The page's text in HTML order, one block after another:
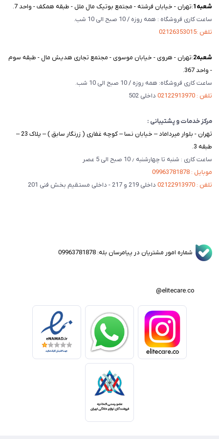
شعبه‌1 :تهران - خیابان فرشته - مجتمع بوتیک مال ملل - طبقه همکف - واحد 7.
ساعت کاری فروشگاه : همه روزه / 10 صبح الی 10 شب.
تلفن :02126353015
شعبه‌2 :تهران - هروی - خیابان موسوی - مجتمع تجاری هدیش مال - طبقه سوم
- واحد 367.
ساعت کاری فروشگاه: همه روزه / 10 صبح الی 10 شب.
تلفن : 02122913970
داخلی 502
مرکز خدمات و پشتیبانی :
تهران - بلوار میرداماد – خیابان نسا – کوچه غفاری ( زرنگار سابق ) – پلاک 23 –
طبقه 3.
ساعت کاری : شنبه تا چهارشنبه ٫ 10 صبح الی 5 عصر
موبایل : 09963781878
تلفن : 02122913970
داخلی 219 و 217 - داخلی مستقیم بخش فنی 201
شماره امور مشتریان در پیامرسان بله: 09963781878